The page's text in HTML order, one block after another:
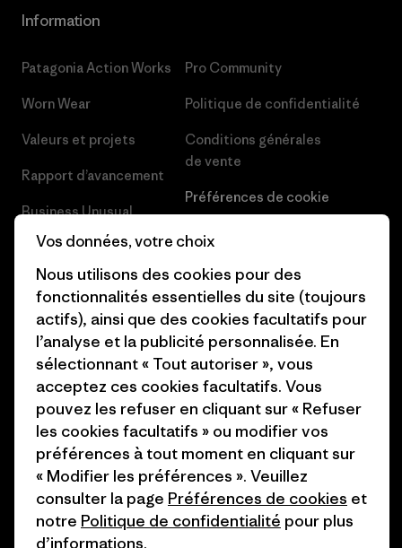
Information
Patagonia Action Works
Worn Wear
Valeurs et projets
Rapport d’avancement
Business Unusual
Objectifs climatiques
1% For The Planet
Comment nous
finançons
Nos magasins
Pro Community
Politique de confidentialité
Conditions générales
de vente
Préférences de cookie
Carrières
Presse et media
Industry program
Programme d’affiliation
Patagonia Belgique Plan du
site
© 2026 Patagonia, Inc. All Rights Reserved.
Vos données, votre choix
Nous utilisons des cookies pour des
fonctionnalités essentielles du site (toujours
actifs), ainsi que des cookies facultatifs pour
l’analyse et la publicité personnalisée. En
sélectionnant « Tout autoriser », vous
acceptez ces cookies facultatifs. Vous
pouvez les refuser en cliquant sur « Refuser
les cookies facultatifs » ou modifier vos
préférences à tout moment en cliquant sur
« Modifier les préférences ». Veuillez
consulter la page Préférences de cookies et
notre Politique de confidentialité pour plus
d’informations.